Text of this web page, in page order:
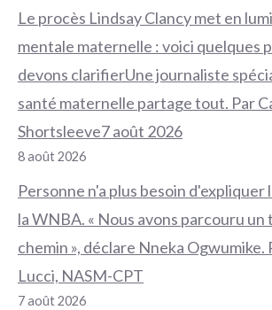
Le procès Lindsay Clancy met en
mentale maternelle : voici quelques
devons clarifierUne journaliste
santé maternelle partage tout. Par
Shortsleeve7 août 2026
8 août 2026
Personne n'a plus besoin d'expliquer
la WNBA. « Nous avons parcouru un
chemin », déclare Nneka Ogwumike.
Lucci, NASM-CPT
7 août 2026